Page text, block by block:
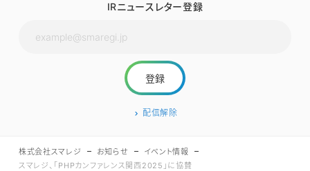
IRニュースレター登録
配信解除
株式会社スマレジ お知らせ
イベント情報
スマレジ、「PHPカンファレンス関西2025」に協賛